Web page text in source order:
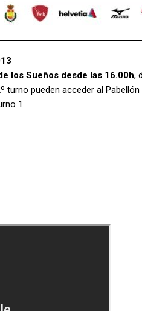
los Sueños desde las 16.00h,
pueden acceder al
1.